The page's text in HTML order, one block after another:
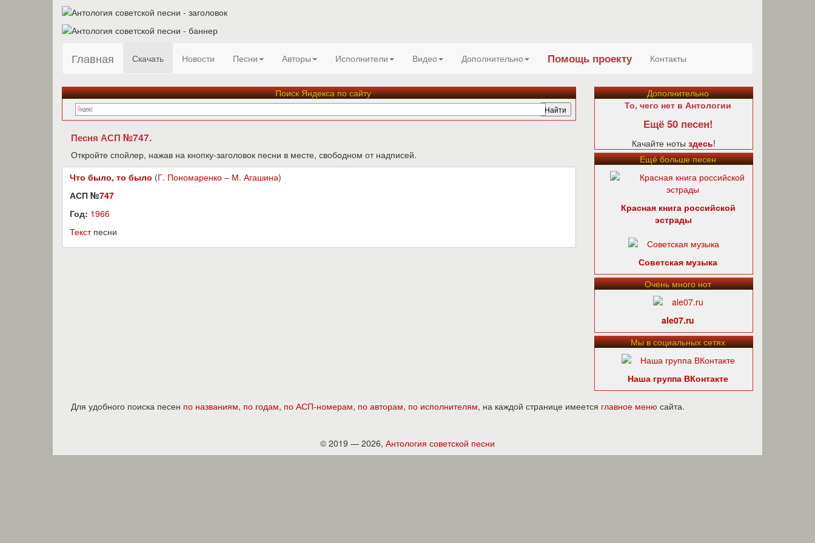
Главная Скачать Новости Песни Авторы Исполнители Видео Дополнительно Помощь проекту Контакты
Поиск Яндекса по сайту
Песня АСП №747.
Откройте спойлер, нажав на кнопку-заголовок песни в месте, свободном от надписей.
Что было, то было (Г. Пономаренко – М. Агашина)
АСП №747
Год: 1966
Текстпесни
Дополнительно
То, чего нет в Антологии
Ещё 50 песен!
Качайте ноты здесь!
Ещё больше песен
Красная книга российской
эстрады
Советская музыка
Очень много нот
ale07.ru
Мы в социальных сетях
Наша группа ВКонтакте
Для удобного поиска песен по названиям, по годам, по АСП-номерам, по авторам, по исполнителям, на каждой странице имеется главное меню сайта.
© 2019 — 2026, Антология советской песни